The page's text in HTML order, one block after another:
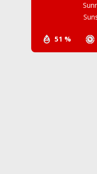
51 %